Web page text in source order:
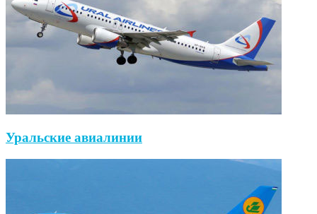
Уральские авиалинии